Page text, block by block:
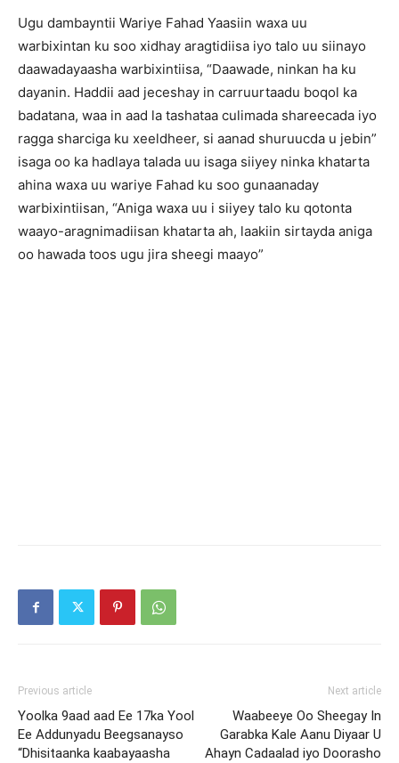
Ugu dambayntii Wariye Fahad Yaasiin waxa uu
warbixintan ku soo xidhay aragtidiisa iyo talo uu siinayo
daawadayaasha warbixintiisa, “Daawade, ninkan ha ku
dayanin. Haddii aad jeceshay in carruurtaadu boqol ka
badatana, waa in aad la tashataa culimada shareecada iyo
ragga sharciga ku xeeldheer, si aanad shuruucda u jebin”
isaga oo ka hadlaya talada uu isaga siiyey ninka khatarta
ahina waxa uu wariye Fahad ku soo gunaanaday
warbixintiisan, “Aniga waxa uu i siiyey talo ku qotonta
waayo-aragnimadiisan khatarta ah, laakiin sirtayda aniga
oo hawada toos ugu jira sheegi maayo”
Previous article
Yoolka 9aad aad Ee 17ka Yool
Ee Addunyadu Beegsanayso
“Dhisitaanka kaabayaasha
Next article
Waabeeye Oo Sheegay In
Garabka Kale Aanu Diyaar U
Ahayn Cadaalad iyo Doorasho